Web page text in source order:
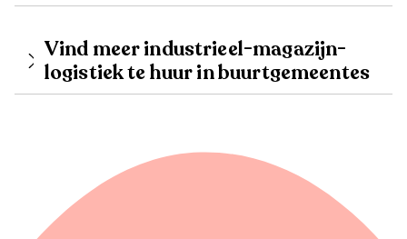
Vind meer industrieel-magazijn-
logistiek te huur in buurtgemeentes